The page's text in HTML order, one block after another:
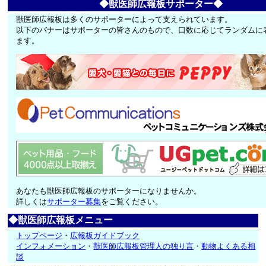
◆獣医師広報板サポーター◆
獣医師広報板は多くのサポーターによって支えられています。
以下のバナーはサポーターの皆さんのもので、口数に応じてランダムに
ます。
あなたも獣医師広報板のサポーターになりませんか。
詳しくはサポーター募集をご覧ください。
◆獣医師広報板メニュー
トップページ ・ 広報板ガイドブック
インフォメーション ・獣医師広報板管理人の独り言 ・動物よくある相
談